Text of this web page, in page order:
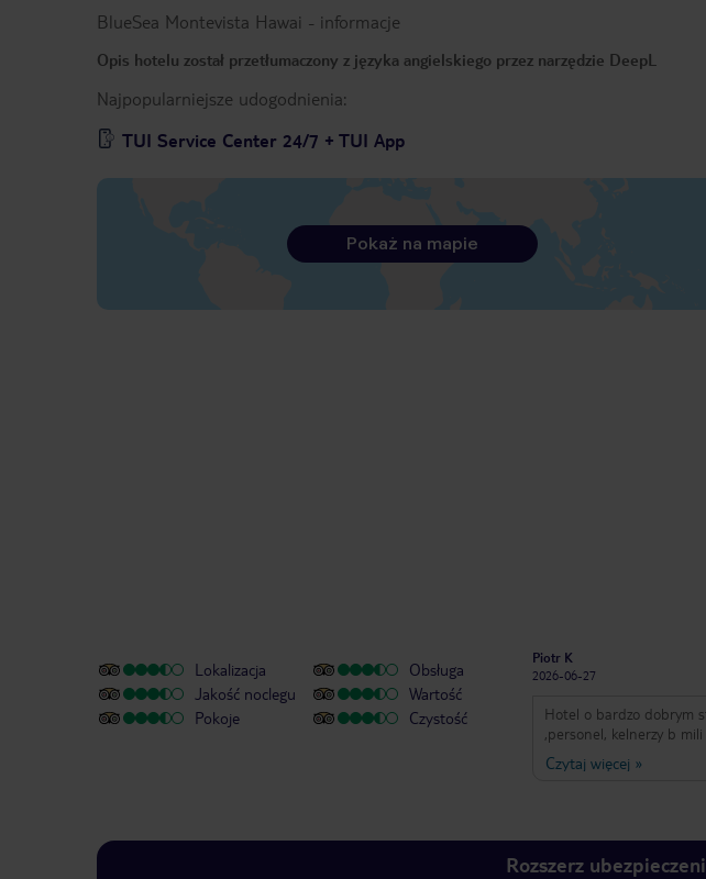
BlueSea Montevista Hawai - informacje
Opis hotelu został przetłumaczony z języka angielskiego przez narzędzie DeepL
Najpopularniejsze udogodnienia:
TUI Service Center 24/7 + TUI App
Pokaż na mapie
Lokalizacja
Jakość noclegu
Pokoje
Obsługa
Wartość
Czystość
Piotr K
2026-06-27
Hotel o bardzo dobrym
,personel, kelnerzy b
,uprzejmość blisko morza
przpiekne
Czytaj więcej »
Rozszerz